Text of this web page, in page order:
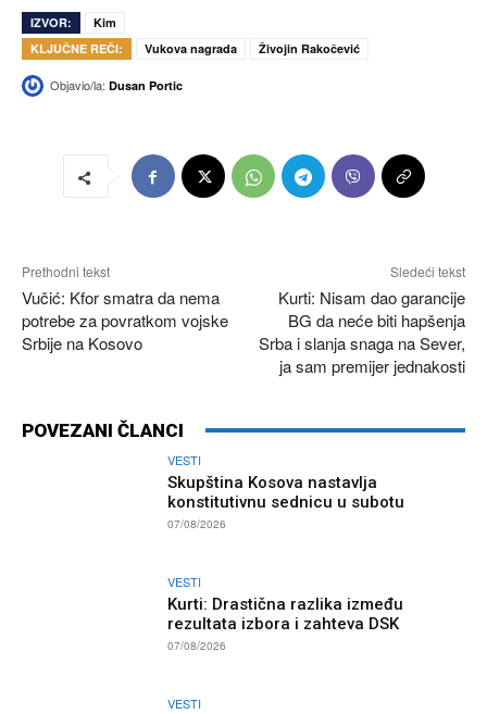
IZVOR:
Kim
KLJUČNE REČI:
Vukova nagrada Živojin Rakočević
Objavio/la: Dusan Portic
Prethodni tekst
Vučić: Kfor smatra da nema
potrebe za povratkom vojske
Srbije na Kosovo
Sledeći tekst
Kurti: Nisam dao garancije
BG da neće biti hapšenja
Srba i slanja snaga na Sever,
ja sam premijer jednakosti
POVEZANI ČLANCI
VESTI
Skupština Kosova nastavlja
konstitutivnu sednicu u subotu
07/08/2026
VESTI
Kurti: Drastična razlika između
rezultata izbora i zahteva DSK
07/08/2026
VESTI